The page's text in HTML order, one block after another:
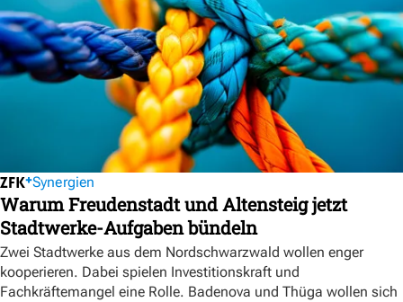
Synergien
Warum Freudenstadt und Altensteig jetzt
Stadtwerke-Aufgaben bündeln
Zwei Stadtwerke aus dem Nordschwarzwald wollen enger
kooperieren. Dabei spielen Investitionskraft und
Fachkräftemangel eine Rolle. Badenova und Thüga wollen sich